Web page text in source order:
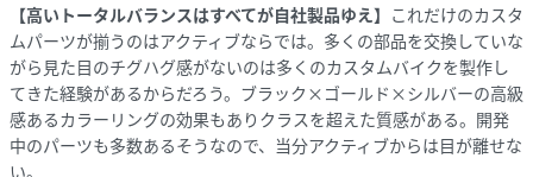
【高いトータルバランスはすべてが自社製品ゆえ】 これだけのカスタ
ムパーツが揃うのはアクティブならでは。多くの部品を交換していな
がら見た目のチグハグ感がないのは多くのカスタムバイクを製作し
てきた経験があるからだろう。ブラック×ゴールド×シルバーの高級
感あるカラーリングの効果もありクラスを超えた質感がある。開発
中のパーツも多数あるそうなので、当分アクティブからは目が離せな
い。